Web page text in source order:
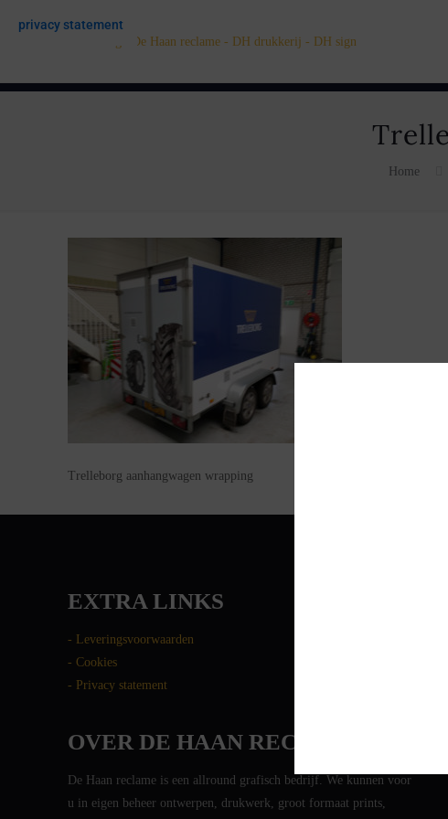
privacy statement
Home
Trelleborg aanhangwagen wrapping
EXTRA LINKS
- Leveringsvoorwaarden
- Cookies
- Privacy statement
OVER DE HAAN RECLAME
De Haan reclame is een allround grafisch bedrijf. We kunnen voor
u in eigen beheer ontwerpen, drukwerk, groot formaat prints,